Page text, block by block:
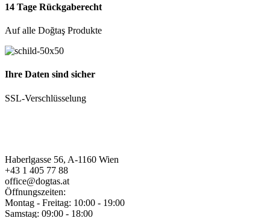
14 Tage Rückgaberecht
Auf alle Doğtaş Produkte
Ihre Daten sind sicher
SSL-Verschlüsselung
Haberlgasse 56, A-1160 Wien
+43 1 405 77 88
office@dogtas.at
Öffnungszeiten:
Montag - Freitag: 10:00 - 19:00
Samstag: 09:00 - 18:00